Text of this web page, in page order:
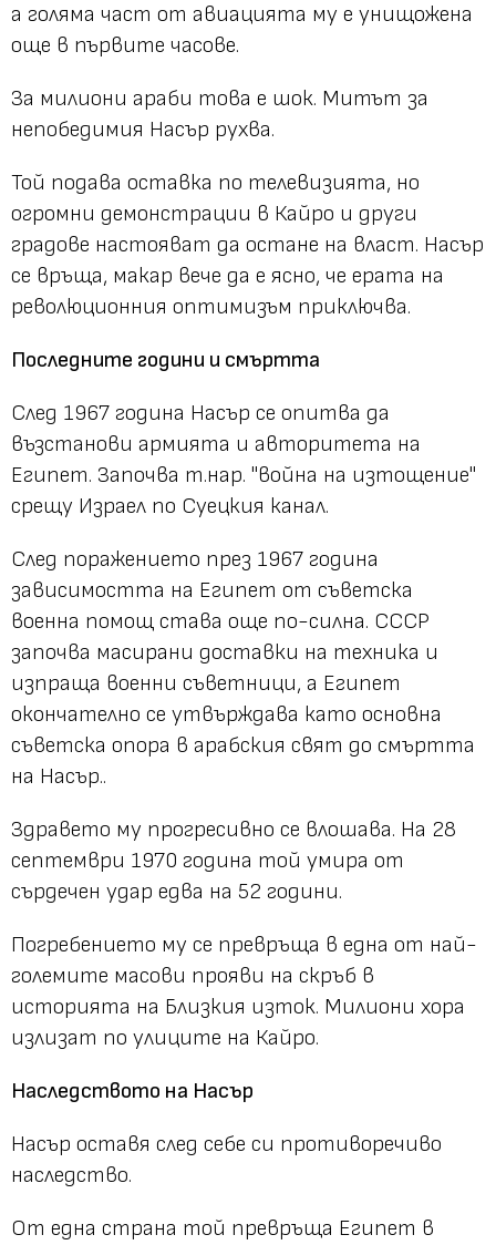
а голяма част от авиацията му е унищожена
още в първите часове.
За милиони араби това е шок. Митът за
непобедимия Насър рухва.
Той подава оставка по телевизията, но
огромни демонстрации в Кайро и други
градове настояват да остане на власт. Насър
се връща, макар вече да е ясно, че ерата на
революционния оптимизъм приключва.
Последните години и смъртта
След 1967 година Насър се опитва да
възстанови армията и авторитета на
Египет. Започва т.нар. "война на изтощение"
срещу Израел по Суецкия канал.
След поражението през 1967 година
зависимостта на Египет от съветска
военна помощ става още по-силна. СССР
започва масирани доставки на техника и
изпраща военни съветници, а Египет
окончателно се утвърждава като основна
съветска опора в арабския свят до смъртта
на Насър..
Здравето му прогресивно се влошава. На 28
септември 1970 година той умира от
сърдечен удар едва на 52 години.
Погребението му се превръща в една от най-
големите масови прояви на скръб в
историята на Близкия изток. Милиони хора
излизат по улиците на Кайро.
Наследството на Насър
Насър оставя след себе си противоречиво
наследство.
От една страна той превръща Египет в